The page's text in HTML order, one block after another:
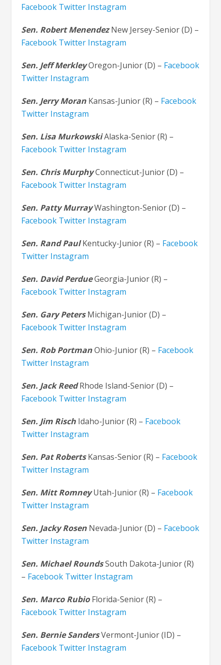
Facebook Twitter Instagram
Sen. Robert MenendezNew Jersey-Senior (D) –
Facebook Twitter Instagram
Sen. Jeff MerkleyOregon-Junior (D) – Facebook
Twitter Instagram
Sen. Jerry Moran Kansas-Junior (R) – Facebook
Twitter Instagram
Sen. Lisa MurkowskiAlaska-Senior (R) –
Facebook Twitter Instagram
Sen. Chris MurphyConnecticut-Junior (D) –
Facebook Twitter Instagram
Sen. Patty MurrayWashington-Senior (D) –
Facebook Twitter Instagram
Sen. Rand PaulKentucky-Junior (R) – Facebook
Twitter Instagram
Sen. David PerdueGeorgia-Junior (R) –
Facebook Twitter Instagram
Sen. Gary PetersMichigan-Junior (D) –
Facebook Twitter Instagram
Sen. Rob PortmanOhio-Junior (R) – Facebook
Twitter Instagram
Sen. Jack ReedRhode Island-Senior (D) –
Facebook Twitter Instagram
Sen. Jim Risch Idaho-Junior (R) – Facebook
Twitter Instagram
Sen. Pat RobertsKansas-Senior (R) – Facebook
Twitter Instagram
Sen. Mitt RomneyUtah-Junior (R) – Facebook
Twitter Instagram
Sen. Jacky Rosen Nevada-Junior (D) – Facebook
Twitter Instagram
Sen. Michael RoundsSouth Dakota-Junior (R)
– Facebook Twitter Instagram
Sen. Marco RubioFlorida-Senior (R) –
Facebook Twitter Instagram
Sen. Bernie SandersVermont-Junior (ID) –
Facebook Twitter Instagram